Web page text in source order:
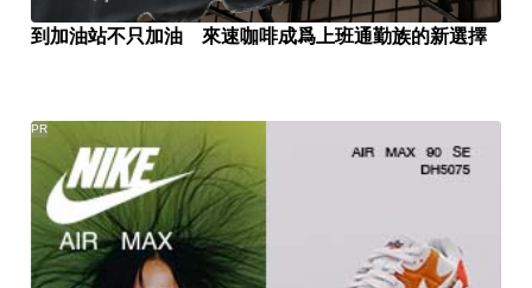
到加油站不只加油 來速咖啡成爲上班通勤族的新選擇
PR